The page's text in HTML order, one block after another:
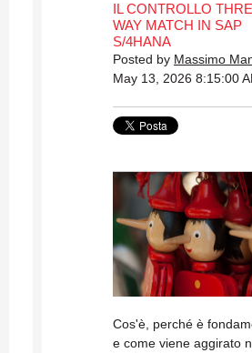
IL CONTROLLO
WAY MATCH IN SAP
S/4HANA
Posted by Massimo
May 13, 2026 8:15:00
Cos'è, perché è
e come viene aggirato